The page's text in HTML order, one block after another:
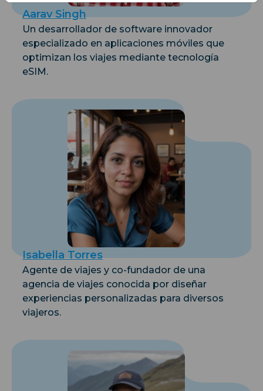
Aarav Singh
Un desarrollador de software innovador
especializado en aplicaciones móviles que
optimizan los viajes mediante tecnología
eSIM.
Isabella Torres
Agente de viajes y co-fundador de una
agencia de viajes conocida por diseñar
experiencias personalizadas para diversos
viajeros.